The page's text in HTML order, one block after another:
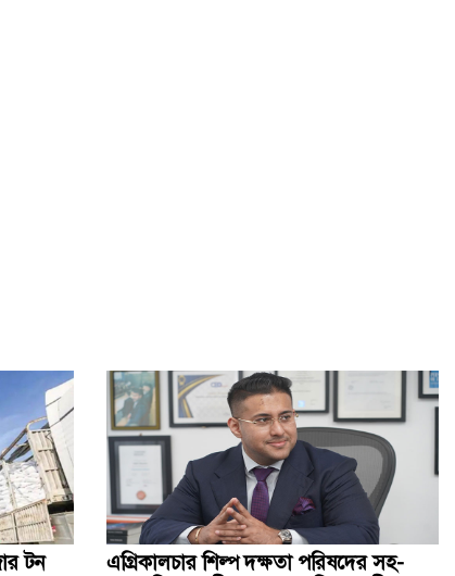
বিশ্বাসযোগ্য: প্রধানমন্ত্রী
নির্বাসন থেকে আন্তর্জাতিক মঞ্চে, নতুন স্বপ্ন আফগান নারী
ফুটবলারদের
টন
এগ্রিকালচার শিল্প দক্ষতা পরিষদের সহ-